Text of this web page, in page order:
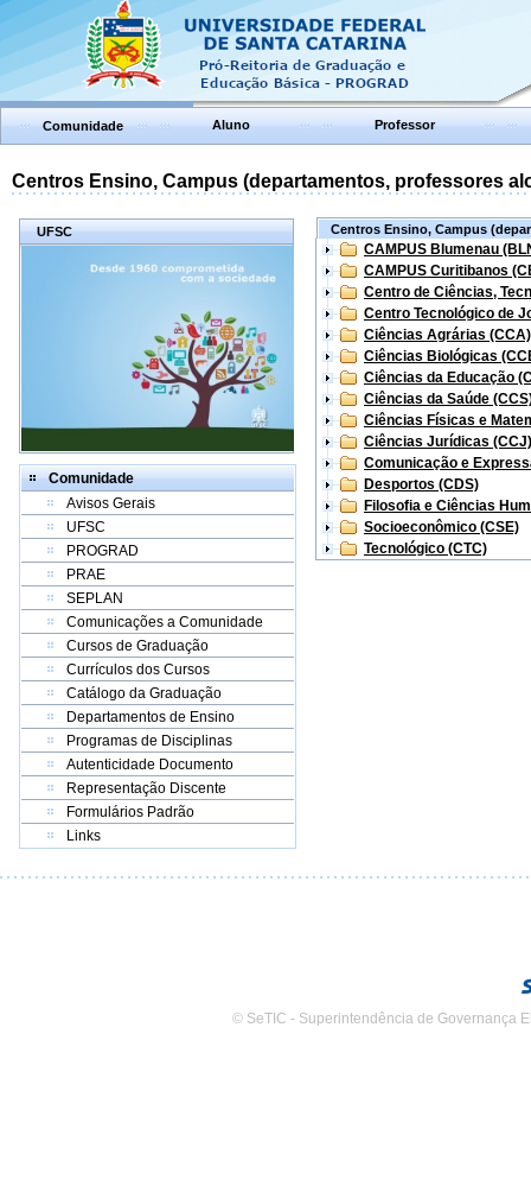
Comunidade Aluno Professor
Centros Ensino, Campus (departamentos, professores
UFSC
Comunidade
Avisos Gerais
UFSC
PROGRAD
PRAE
SEPLAN
Comunicações a Comunidade
Cursos de Graduação
Currículos dos Cursos
Catálogo da Graduação
Departamentos de Ensino
Programas de Disciplinas
Autenticidade Documento
Representação Discente
Formulários Padrão
Links
Centros Ensino, Campus
CAMPUS Blumenau
CAMPUS Curitibanos
Centro de Ciências,
Centro Tecnológico de
Ciências Agrárias (CCA)
Ciências Biológicas
Ciências da Educação
Ciências da Saúde
Ciências Físicas e
Ciências Jurídicas (CCJ)
Comunicação e
Desportos (CDS)
Filosofia e Ciências
Socioeconômico (CSE)
Tecnológico (CTC)
© SeTIC - Superintendência de Governança